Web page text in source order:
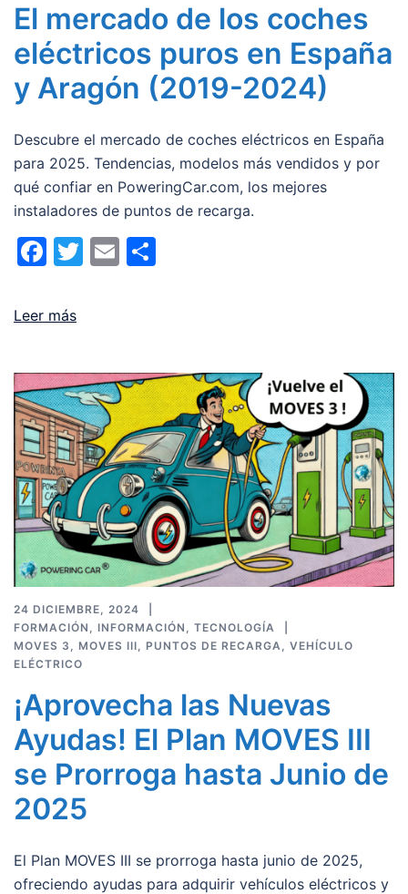
El mercado de los coches
eléctricos puros en España
y Aragón (2019-2024)
Descubre el mercado de coches eléctricos en España
para 2025. Tendencias, modelos más vendidos y por
qué confiar en PoweringCar.com, los mejores
instaladores de puntos de recarga.
Facebook
Twitter
Email
Leer más
24 DICIEMBRE, 2024
FORMACIÓN
INFORMACIÓN
TECNOLOGÍA
MOVES 3
MOVES III PUNTOS DE RECARGA
VEHÍCULO
ELÉCTRICO
¡Aprovecha las Nuevas
Ayudas! El Plan MOVES III
se Prorroga hasta Junio de
2025
El Plan MOVES III se prorroga hasta junio de 2025,
ofreciendo ayudas para adquirir vehículos eléctricos y